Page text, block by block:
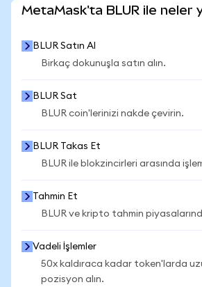
MetaMask'ta BLUR ile neler
BLUR Satın Al
Birkaç dokunuşla satın alın.
BLUR Sat
BLUR coin'lerinizi nakde çevirin.
BLUR Takas Et
BLUR ile blokzincirleri arasında
Tahmin Et
BLUR ve kripto tahmin
Vadeli İşlemler
50x kaldıraca kadar token'larda
pozisyon alın.